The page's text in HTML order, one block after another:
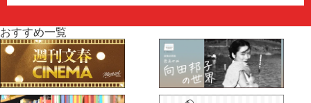
おすすめ一覧